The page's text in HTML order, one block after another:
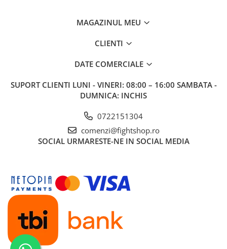
MAGAZINUL MEU
CLIENTI
DATE COMERCIALE
SUPORT CLIENTI LUNI - VINERI: 08:00 – 16:00 SAMBATA -
DUMNICA: INCHIS
0722151304
comenzi@fightshop.ro
SOCIAL URMARESTE-NE IN SOCIAL MEDIA